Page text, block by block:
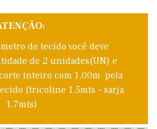
de tecido você deve
de 2 unidades(UN) e
inteiro com 1,00m pela
(tricoline 1,5mts - sarja
1,7mts)